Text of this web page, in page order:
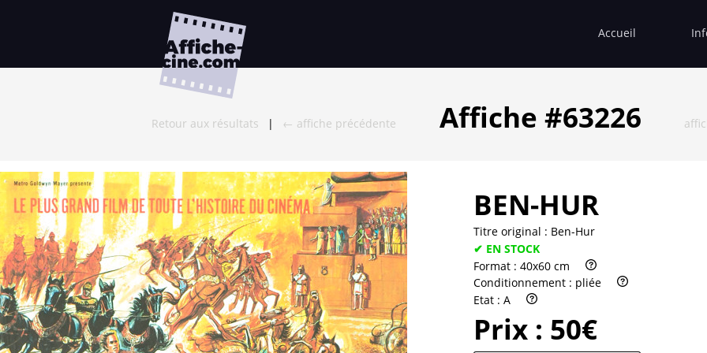
Accueil
Retour aux résultats | ← affiche précédente Affiche #63226
BEN-HUR
Titre original : Ben-Hur
✔ EN STOCK
Format : 40x60 cm
Conditionnement : pliée
Etat : A
Prix : 50€